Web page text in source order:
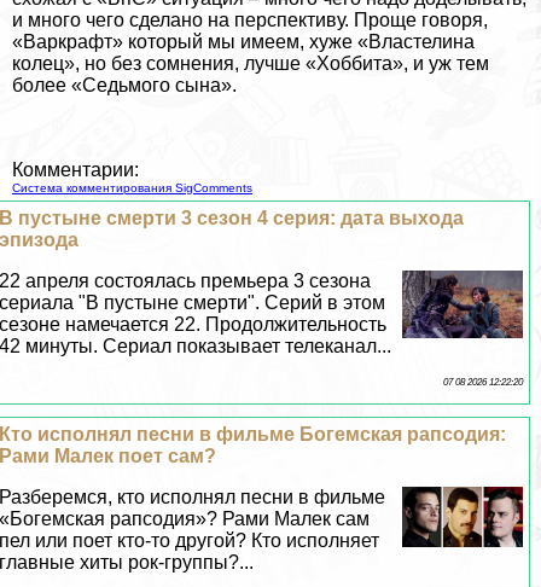
и много чего сделано на перспективу. Проще говоря,
«Варкрафт» который мы имеем, хуже «Властелина
колец», но без сомнения, лучше «Хоббита», и уж тем
более «Седьмого сына».
Комментарии:
Система комментирования SigComments
В пустыне cмepти 3 сезон 4 серия: дата выхода
эпизода
22 апреля состоялась премьера 3 сезона
сериала "В пустыне cмepти". Серий в этом
сезоне намечается 22. Продолжительность
42 минуты. Сериал показывает телеканал...
07 08 2026 12:22:20
Кто исполнял песни в фильме Богемская рапсодия:
Рами Малек поет сам?
Разберемся, кто исполнял песни в фильме
«Богемская рапсодия»? Рами Малек сам
пел или поет кто-то другой? Кто исполняет
главные хиты рок-группы?...